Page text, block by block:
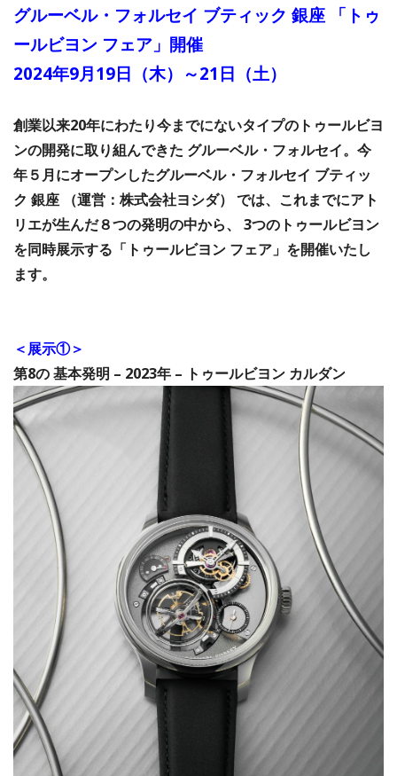
グルーベル・フォルセイ ブティック 銀座 「トゥ
ールビヨン フェア」開催
2024年9月19日（木）～21日（土）
創業以来20年にわたり今までにないタイプのトゥールビヨ
ンの開発に取り組んできた グルーベル・フォルセイ。今
年５月にオープンしたグルーベル・フォルセイ ブティッ
ク 銀座 （運営：株式会社ヨシダ） では、これまでにアト
リエが生んだ８つの発明の中から、 3つのトゥールビヨン
を同時展示する「トゥールビヨン フェア」を開催いたし
ます。
＜展示①＞
第8の 基本発明 – 2023年 – トゥールビヨン カルダン